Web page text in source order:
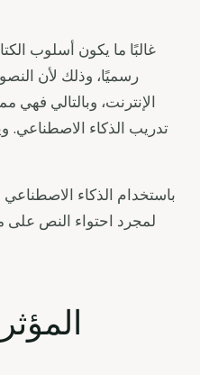
غالبًا ما يكون أسلوب
رسميًا، وذلك لأن
الإنترنت، وبالتالي فهي
تدريب الذكاء الاصطناعي.
لمجرد احتواء النص